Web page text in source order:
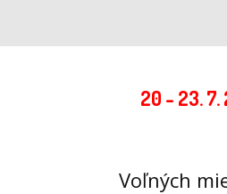
20 - 23. 7.
Voľných